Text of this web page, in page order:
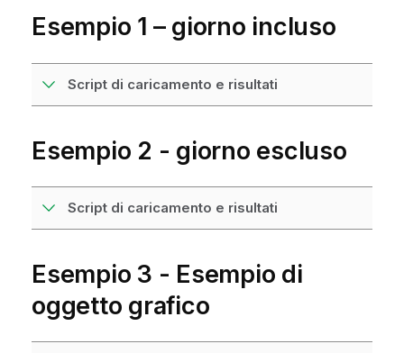
Esempio 1 – giorno incluso
Script di caricamento e risultati
Esempio 2 - giorno escluso
Script di caricamento e risultati
Esempio 3 - Esempio di
oggetto grafico